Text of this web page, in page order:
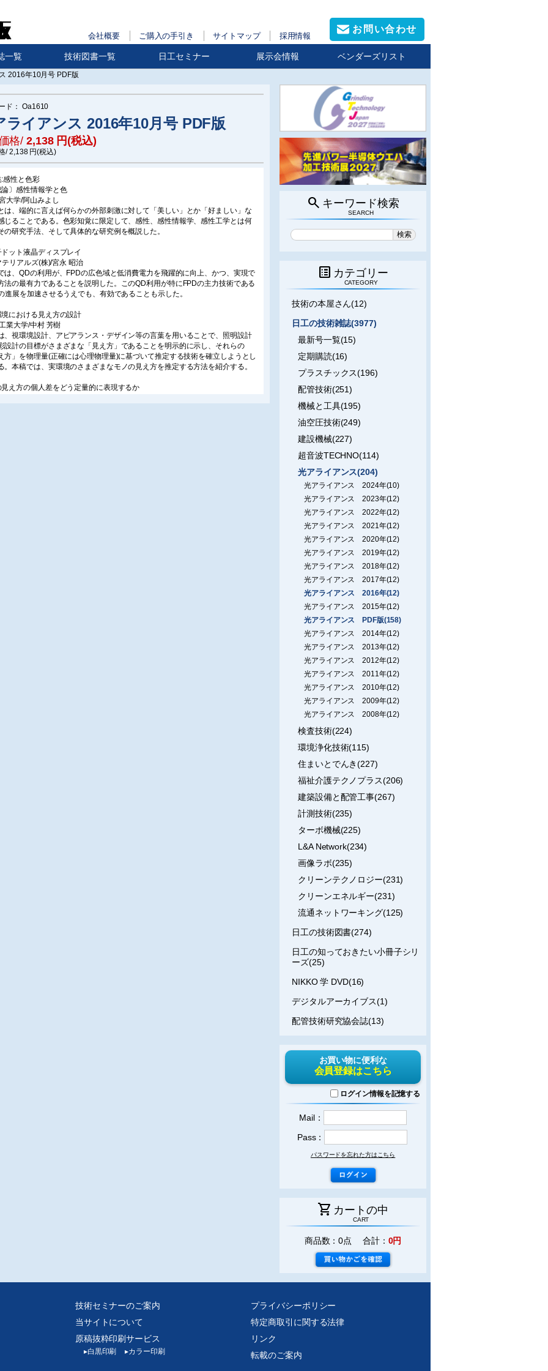
会社概要 ご購入の手引き サイトマップ 採用情報
お問い合わせ
一覧 技術図書一覧 日工セミナー 展示会情報 ベンダーズリスト
2016年10月号 PDF版
ド： Oa1610
ライアンス 2016年10月号 PDF版
格/ 2,138円(税込)
/ 2,138円(税込)
感性と色彩
論〕感性情報学と色
大学/阿山みよし
は、端的に言えば何らかの外部刺激に対して「美しい」とか「好ましい」な
じることである。色彩知覚に限定して、感性、感性情報学、感性工学とは何
の研究手法、そして具体的な研究例を概説した。
ドット液晶ディスプレイ
テリアルズ(株)/宮永 昭治
は、QDの利用が、FPDの広色域と低消費電力を飛躍的に向上、かつ、実現で
法の最有力であることを説明した。このQD利用が特にFPDの主力技術である
進展を加速させるうえでも、有効であることも示した。
境における見え方の設計
業大学/中村 芳樹
、視環境設計、アピアランス・デザイン等の言葉を用いることで、照明設計
設計の目標がさまざまな「見え方」であることを明示的に示し、それらの
方」を物理量(正確には心理物理量)に基づいて推定する技術を確立しようとし
。本稿では、実環境のさまざまなモノの見え方を推定する方法を紹介する。
見え方の個人差をどう定量的に表現するか
search キーワード検索
SEARCH
list_alt カテゴリー
CATEGORY
技術の本屋さん(12)
日工の技術雑誌(3977)
最新号一覧(15)
定期購読(16)
プラスチックス(196)
配管技術(251)
機械と工具(195)
油空圧技術(249)
建設機械(227)
超音波TECHNO(114)
光アライアンス(204)
光アライアンス 2024年(10)
光アライアンス 2023年(12)
光アライアンス 2022年(12)
光アライアンス 2021年(12)
光アライアンス 2020年(12)
光アライアンス 2019年(12)
光アライアンス 2018年(12)
光アライアンス 2017年(12)
光アライアンス 2016年(12)
光アライアンス 2015年(12)
光アライアンス PDF版(158)
光アライアンス 2014年(12)
光アライアンス 2013年(12)
光アライアンス 2012年(12)
光アライアンス 2011年(12)
光アライアンス 2010年(12)
光アライアンス 2009年(12)
光アライアンス 2008年(12)
検査技術(224)
環境浄化技術(115)
住まいとでんき(227)
福祉介護テクノプラス(206)
建築設備と配管工事(267)
計測技術(235)
ターボ機械(225)
L&A Network(234)
画像ラボ(235)
クリーンテクノロジー(231)
クリーンエネルギー(231)
流通ネットワーキング(125)
日工の技術図書(274)
日工の知っておきたい小冊子シリ
ーズ(25)
NIKKO 学 DVD(16)
デジタルアーカイブス(1)
配管技術研究協会誌(13)
お買い物に便利な
会員登録はこちら
ログイン情報を記憶する
Mail：
Pass：
パスワードを忘れた方はこちら
shopping_cart カートの中
CART
商品数：0点 合計： 0円
技術セミナーのご案内
当サイトについて
原稿抜粋印刷サービス
▸白黒印刷 ▸カラー印刷
プライバシーポリシー
特定商取引に関する法律
リンク
転載のご案内